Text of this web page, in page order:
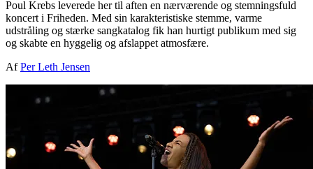
Poul Krebs leverede her til aften en nærværende og stemningsfuld
koncert i Friheden. Med sin karakteristiske stemme, varme
udstråling og stærke sangkatalog fik han hurtigt publikum med sig
og skabte en hyggelig og afslappet atmosfære.
AfPer Leth Jensen